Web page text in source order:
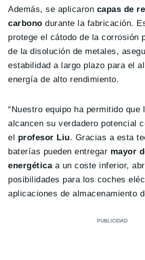
Además, se aplicaron capas de
carbono durante la fabricación.
protege el cátodo de la corrosión
de la disolución de metales,
estabilidad a largo plazo para el
energía de alto rendimiento.
“Nuestro equipo ha permitido que
alcancen su verdadero potencial
el profesor Liu. Gracias a esta
baterías pueden entregar mayor
energéticaa un coste inferior,
posibilidades para los coches
aplicaciones de almacenamiento